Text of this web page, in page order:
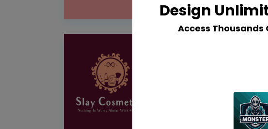
Design
Access Thousands